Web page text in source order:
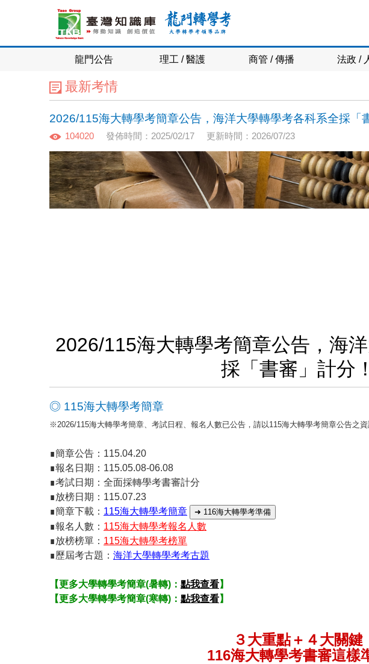
龍門公告 理工 / 醫護 商管 / 傳播 法政 /
最新考情
2026/115海大轉學考簡章公告，海洋大學轉學考各科系全採「
104020 發佈時間：2025/02/17 更新時間：2026/07/23
2026/115海大轉學考簡章公告，海
採「書審」計分！
◎ 115海大轉學考簡章
※2026/115海大轉學考簡章、考試日程、報名人數已公告，請以115海大轉學考簡章公告之資
∎簡章公告：115.04.20
∎報名日期：115.05.08-06.08
∎考試日期：全面採轉學考書審計分
∎放榜日期：115.07.23
∎簡章下載： 115海大轉學考簡章 ➜ 116海大轉學考準備
∎報名人數： 115海大轉學考報名人數
∎放榜榜單： 115海大轉學考榜單
∎歷屆考古題： 海洋大學轉學考考古題
【更多大學轉學考簡章(暑轉)： 點我查看】
【更多大學轉學考簡章(寒轉)： 點我查看】
３大重點＋４大關鍵
116海大轉學考書審這樣